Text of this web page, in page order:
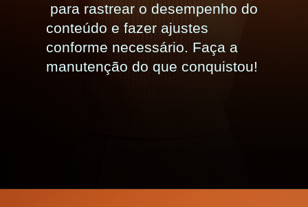
para rastrear o desempenho do
conteúdo e fazer ajustes
conforme necessário. Faça a
manutenção do que conquistou!